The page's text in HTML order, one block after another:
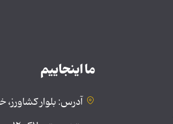
ما اینجاییم
آدرس: بلوار کشاورز،